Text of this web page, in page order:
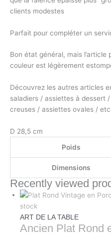
clients modestes
Parfait pour compléter un
Bon état général, mais
couleur est légèrement
Découvrez les autres articles
saladiers / assiettes à dessert
creuses / assiettes ovales / etc
D 28,5 cm
Poids
Dimensions
Recently viewed
stock
ART DE LA TABLE
Ancien Plat Rond